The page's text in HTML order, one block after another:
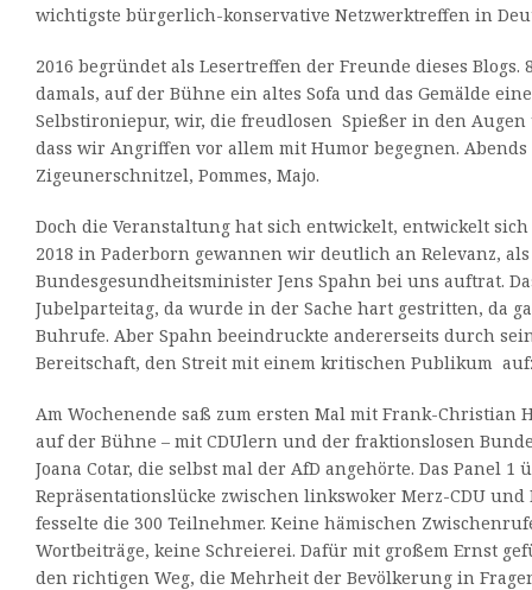
wichtigste bürgerlich-konservative Netzwerktreffen in
2016 begründet als Lesertreffen der Freunde dieses Blogs.
damals, auf der Bühne ein altes Sofa und das Gemälde
Selbstironiepur, wir, die freudlosen Spießer in den Augen
dass wir Angriffen vor allem mit Humor begegnen. Abends
Zigeunerschnitzel, Pommes, Majo.
Doch die Veranstaltung hat sich entwickelt, entwickelt
2018 in Paderborn gewannen wir deutlich an Relevanz,
Bundesgesundheitsminister Jens Spahn bei uns auftrat.
Jubelparteitag, da wurde in der Sache hart gestritten, da
Buhrufe. Aber Spahn beeindruckte andererseits durch
Bereitschaft, den Streit mit einem kritischen Publikum
Am Wochenende saß zum ersten Mal mit Frank-Christian
auf der Bühne – mit CDUlern und der fraktionslosen
Joana Cotar, die selbst mal der AfD angehörte. Das Panel 1
Repräsentationslücke zwischen linkswoker Merz-CDU
fesselte die 300 Teilnehmer. Keine hämischen
Wortbeiträge, keine Schreierei. Dafür mit großem Ernst
den richtigen Weg, die Mehrheit der Bevölkerung in